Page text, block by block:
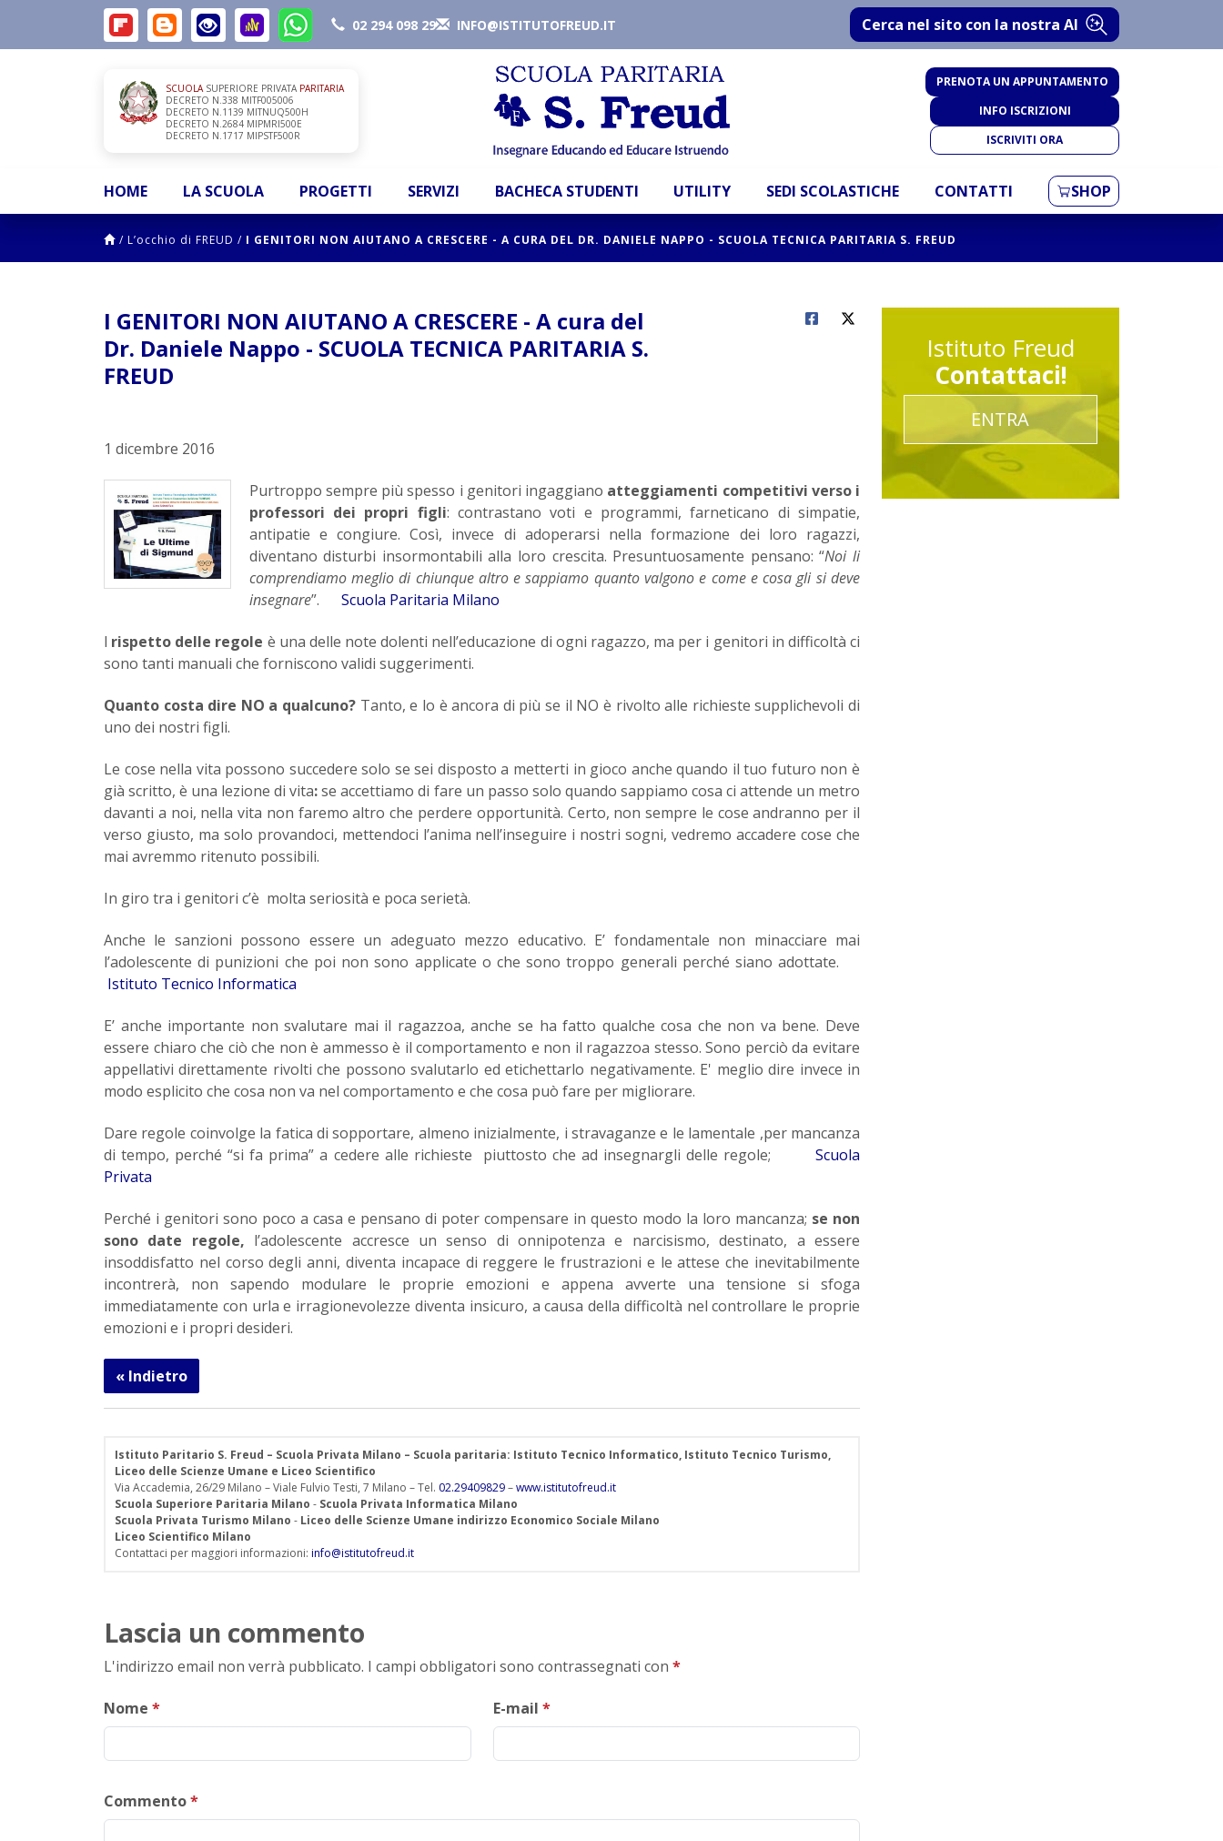
02 294 098 29 INFO@ISTITUTOFREUD.IT Cerca nel sito con la nostra AI
SCUOLASUPERIORE PRIVATA PARITARIA
DECRETO N.338 MITF005006
DECRETO N.1139 MITNUQ500H
DECRETO N.2684 MIPMRI500E
DECRETO N.1717 MIPSTF500R
PRENOTA UN APPUNTAMENTO
INFO ISCRIZIONI
ISCRIVITI ORA
HOME LA SCUOLA PROGETTI SERVIZI BACHECA STUDENTI UTILITY SEDI SCOLASTICHE CONTATTI SHOP
/ L’occhio di FREUD / I GENITORI NON AIUTANO A CRESCERE - A CURA DEL DR. DANIELE NAPPO - SCUOLA TECNICA PARITARIA S. FREUD
I GENITORI NON AIUTANO A CRESCERE - A cura del
Dr. Daniele Nappo - SCUOLA TECNICA PARITARIA S.
FREUD
1 dicembre 2016
Purtroppo sempre più spesso i genitori ingaggiano atteggiamenti competitivi verso i
professori dei propri figli: contrastano voti e programmi, farneticano di simpatie,
antipatie e congiure. Così, invece di adoperarsi nella formazione dei loro ragazzi,
diventano disturbi insormontabili alla loro crescita. Presuntuosamente pensano: “Noi li
comprendiamo meglio di chiunque altro e sappiamo quanto valgono e come e cosa gli si deve
insegnare”. Scuola Paritaria Milano
l rispetto delle regole è una delle note dolenti nell’educazione di ogni ragazzo, ma per i genitori in difficoltà ci
sono tanti manuali che forniscono validi suggerimenti.
Quanto costa dire NO a qualcuno? Tanto, e lo è ancora di più se il NO è rivolto alle richieste supplichevoli di
uno dei nostri figli.
Le cose nella vita possono succedere solo se sei disposto a metterti in gioco anche quando il tuo futuro non è
già scritto, è una lezione di vita:se accettiamo di fare un passo solo quando sappiamo cosa ci attende un metro
davanti a noi, nella vita non faremo altro che perdere opportunità. Certo, non sempre le cose andranno per il
verso giusto, ma solo provandoci, mettendoci l’anima nell’inseguire i nostri sogni, vedremo accadere cose che
mai avremmo ritenuto possibili.
In giro tra i genitori c’è molta seriosità e poca serietà.
Anche le sanzioni possono essere un adeguato mezzo educativo. E’ fondamentale non minacciare mai
l’adolescente di punizioni che poi non sono applicate o che sono troppo generali perché siano adottate.
Istituto Tecnico Informatica
E’ anche importante non svalutare mai il ragazzoa, anche se ha fatto qualche cosa che non va bene. Deve
essere chiaro che ciò che non è ammesso è il comportamento e non il ragazzoa stesso. Sono perciò da evitare
appellativi direttamente rivolti che possono svalutarlo ed etichettarlo negativamente. E' meglio dire invece in
modo esplicito che cosa non va nel comportamento e che cosa può fare per migliorare.
Dare regole coinvolge la fatica di sopportare, almeno inizialmente, i stravaganze e le lamentale ,per mancanza
di tempo, perché “si fa prima” a cedere alle richieste piuttosto che ad insegnargli delle regole; Scuola
Privata
Perché i genitori sono poco a casa e pensano di poter compensare in questo modo la loro mancanza; se non
sono date regole, l’adolescente accresce un senso di onnipotenza e narcisismo, destinato, a essere
insoddisfatto nel corso degli anni, diventa incapace di reggere le frustrazioni e le attese che inevitabilmente
incontrerà, non sapendo modulare le proprie emozioni e appena avverte una tensione si sfoga
immediatamente con urla e irragionevolezze diventa insicuro, a causa della difficoltà nel controllare le proprie
emozioni e i propri desideri.
« Indietro
Istituto Paritario S. Freud – Scuola Privata Milano – Scuola paritaria: Istituto Tecnico Informatico, Istituto Tecnico Turismo,
Liceo delle Scienze Umane e Liceo Scientifico
Via Accademia, 26/29 Milano – Viale Fulvio Testi, 7 Milano – Tel. 02.29409829–www.istitutofreud.it
Scuola Superiore Paritaria Milano - Scuola Privata Informatica Milano
Scuola Privata Turismo Milano - Liceo delle Scienze Umane indirizzo Economico Sociale Milano
Liceo Scientifico Milano
Contattaci per maggiori informazioni: info@istitutofreud.it
Lascia un commento
L'indirizzo email non verrà pubblicato. I campi obbligatori sono contrassegnati con *
Nome * E-mail *
Commento*
Istituto Freud
Contattaci!
ENTRA